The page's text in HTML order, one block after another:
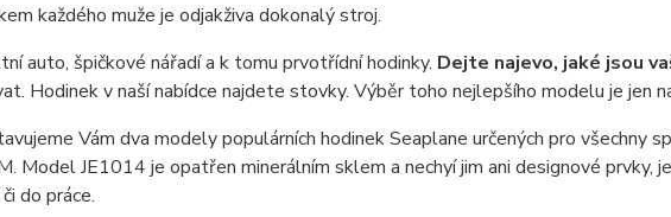
každého muže je odjakživa dokonalý stroj.
auto, špičkové nářadí a k tomu prvotřídní hodinky. Dejte najevo, jaké jsou
Hodinek v naší nabídce najdete stovky. Výběr toho nejlepšího modelu je jen
Vám dva modely populárních hodinek Seaplane určených pro všechny
Model JE1014 je opatřen minerálním sklem a nechyí jim ani designové prvky,
do práce.